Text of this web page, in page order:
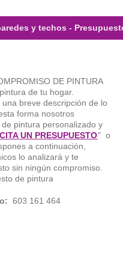
y techos -
DE PINTURA
de tu hogar.
breve descripción de lo
forma nosotros
pintura personalizado y
UN PRESUPUESTO" o
a continuación,
lo analizará y te
sin ningún compromiso.
de pintura
603 161 464